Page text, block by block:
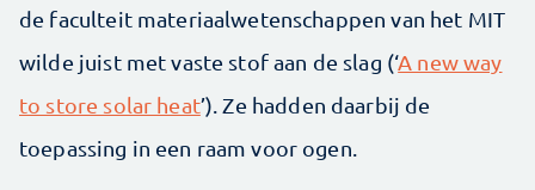
de faculteit materiaalwetenschappen van het MIT
wilde juist met vaste stof aan de slag (‘A new way
to store solar heat’). Ze hadden daarbij de
toepassing in een raam voor ogen.